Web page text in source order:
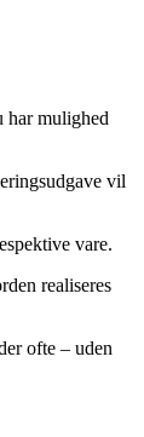
har mulighed
vil
vare.
realiseres
ofte – uden